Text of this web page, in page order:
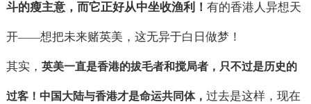
斗的瘦主意，而它正好从中坐收渔利！ 有的香港人异想天
开——想把未来赌英美，这无异于白日做梦！
其实， 英美一直是香港的拔毛者和搅局者，只不过是历史的
过客！中国大陆与香港才是命运共同体， 过去是这样，现在